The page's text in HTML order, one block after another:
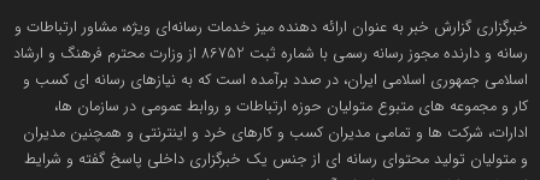
پایگاه اطلاع رسانی دریا و نفت
تریبون
انتشار گسترده محتوا در رسانه گزارش خبر
خبرگزاری گزارش خبر به عنوان ارائه دهنده میز خدمات رسانه‌ای ویژه، مشاور ارتباطات و
رسانه و دارنده مجوز رسانه رسمی با شماره ثبت 86752 از وزارت محترم فرهنگ و ارشاد
اسلامی جمهوری اسلامی ایران، در صدد برآمده است که به نیازهای رسانه ای کسب و
کار و مجموعه های متبوع متولیان حوزه ارتباطات و روابط عمومی در سازمان ها،
ادارات، شرکت ها و تمامی مدیران کسب و کارهای خرد و اینترنتی و همچنین مدیران
و متولیان تولید محتوای رسانه ای از جنس یک خبرگزاری داخلی پاسخ گفته و شرایط